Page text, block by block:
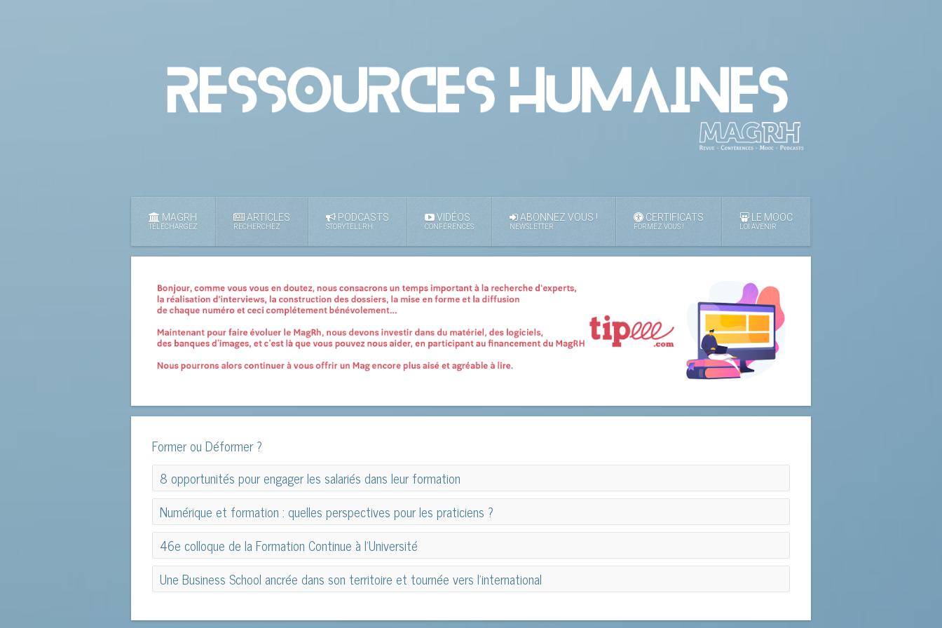
MAGRH
TÉLÉCHARGEZ
ARTICLES
RECHERCHEZ
PODCASTS
STORYTELLRH
VIDÉOS
CONFÉRENCES
ABONNEZ VOUS !
NEWSLETTER
CERTIFICATS
FORMEZ VOUS !
LE MOOC
LOI AVENIR
Former ou Déformer ?
8 opportunités pour engager les salariés dans leur formation
8 opportunités pour engager les salariés dans leur formation
Numérique et formation : quelles perspectives pour les praticiens ?
Numérique et formation : quelles perspectives pour les praticiens ?
46e colloque de la Formation Continue à l'Université
46e colloque de la Formation Continue à l'Université
Une Business School ancrée dans son territoire et tournée vers l'international